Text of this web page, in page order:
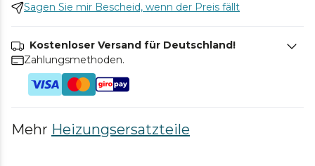
Sagen Sie mir Bescheid, wenn der Preis fällt
Kostenloser Versand für Deutschland!
Zahlungsmethoden.
Mehr Heizungsersatzteile